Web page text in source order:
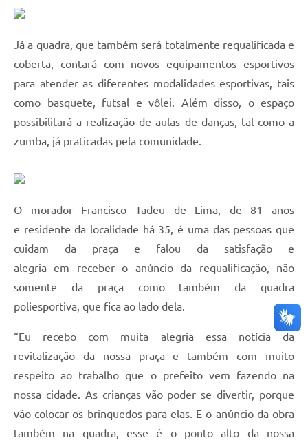
Já a quadra, que também será totalmente requalificada e
coberta, contará com novos equipamentos esportivos
para atender as diferentes modalidades esportivas, tais
como basquete, futsal e vôlei. Além disso, o espaço
possibilitará a realização de aulas de danças, tal como a
zumba, já praticadas pela comunidade.
O morador Francisco Tadeu de Lima, de 81 anos
e residente da localidade há 35, é uma das pessoas que
cuidam da praça e falou da satisfação e
alegria em receber o anúncio da requalificação, não
somente da praça como também da quadra
poliesportiva, que fica ao lado dela.
“Eu recebo com muita alegria essa notícia da
revitalização da nossa praça e também com muito
respeito ao trabalho que o prefeito vem fazendo na
nossa cidade. As crianças vão poder se divertir, porque
vão colocar os brinquedos para elas. E o anúncio da obra
também na quadra, esse é o ponto alto da nossa